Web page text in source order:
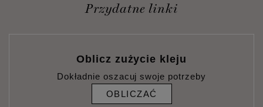
Przydatne linki
Oblicz zużycie kleju
Dokładnie oszacuj swoje potrzeby
OBLICZAĆ